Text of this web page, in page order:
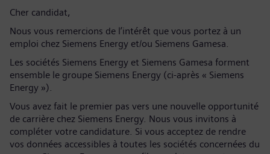
Cher candidat,
Nous vous remercions de l’intérêt que vous portez à un
emploi chez Siemens Energy et/ou Siemens Gamesa.
Les sociétés Siemens Energy et Siemens Gamesa forment
ensemble le groupe Siemens Energy (ci-après « Siemens
Energy »).
Vous avez fait le premier pas vers une nouvelle opportunité
de carrière chez Siemens Energy. Nous vous invitons à
compléter votre candidature. Si vous acceptez de rendre
vos données accessibles à toutes les sociétés concernées du